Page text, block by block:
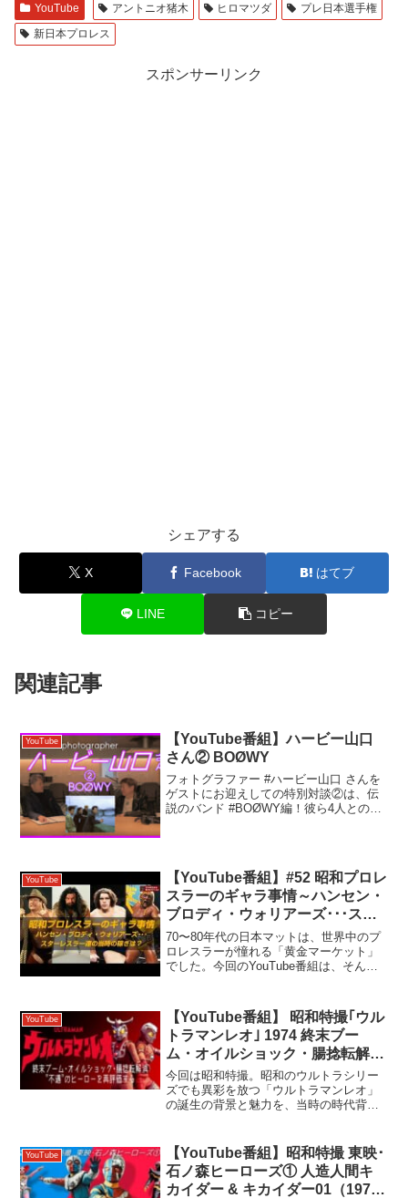
YouTube アントニオ猪木 ヒロマツダ
プレ日本選手権
新日本プロレス
スポンサーリンク
シェアする
X Facebook はてブ
LINE コピー
関連記事
YouTube
【YouTube番組】ハービー山口
さん② BOØWY
フォトグラファー #ハービー山口 さんを
ゲストにお迎えしての特別対談②は、伝
説のバンド #BOØWY編！彼ら4人との出
松 #高...
YouTube
【YouTube番組】#52 昭和プロレ
スラーのギャラ事情～ハンセン・
ブロディ・ウォリアーズ･･･スタ
ーレスラー達の当時の稼ぎは？
70〜80年代の日本マットは、世界中のプ
ロレスラーが憧れる「黄金マーケット」
でした。今回のYouTube番組は、そんな
ラーや現在のWWEスーパースターズのギ
ャランティ...
YouTube
【YouTube番組】 昭和特撮｢ウル
トラマンレオ｣ 1974 終末ブー
ム・オイルショック・腸捻転解
消…“不遇“のヒーローを再評価す
る
今回は昭和特撮。昭和のウルトラシリー
ズでも異彩を放つ「ウルトラマンレオ」
の誕生の背景と魅力を、当時の時代背景
開け―セブンが死ぬ時！東京は沈没す
る...
YouTube
【YouTube番組】昭和特撮 東映･
石ノ森ヒーローズ① 人造人間キ
カイダー & キカイダー01（1972